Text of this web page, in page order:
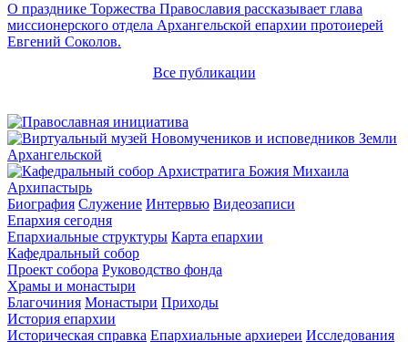
О празднике Торжества Православия рассказывает глава
миссионерского отдела Архангельской епархии протоиерей
Евгений Соколов.
Все публикации
Архипастырь
Биография Служение Интервью Видеозаписи
Епархия сегодня
Епархиальные структуры Карта епархии
Кафедральный собор
Проект собора Руководство фонда
Храмы и монастыри
Благочиния Монастыри Приходы
История епархии
Историческая справка Епархиальные архиереи Исследования